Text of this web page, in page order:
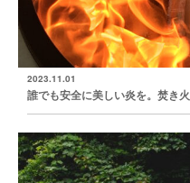
2023.11.01
誰でも安全に美しい炎を。焚き